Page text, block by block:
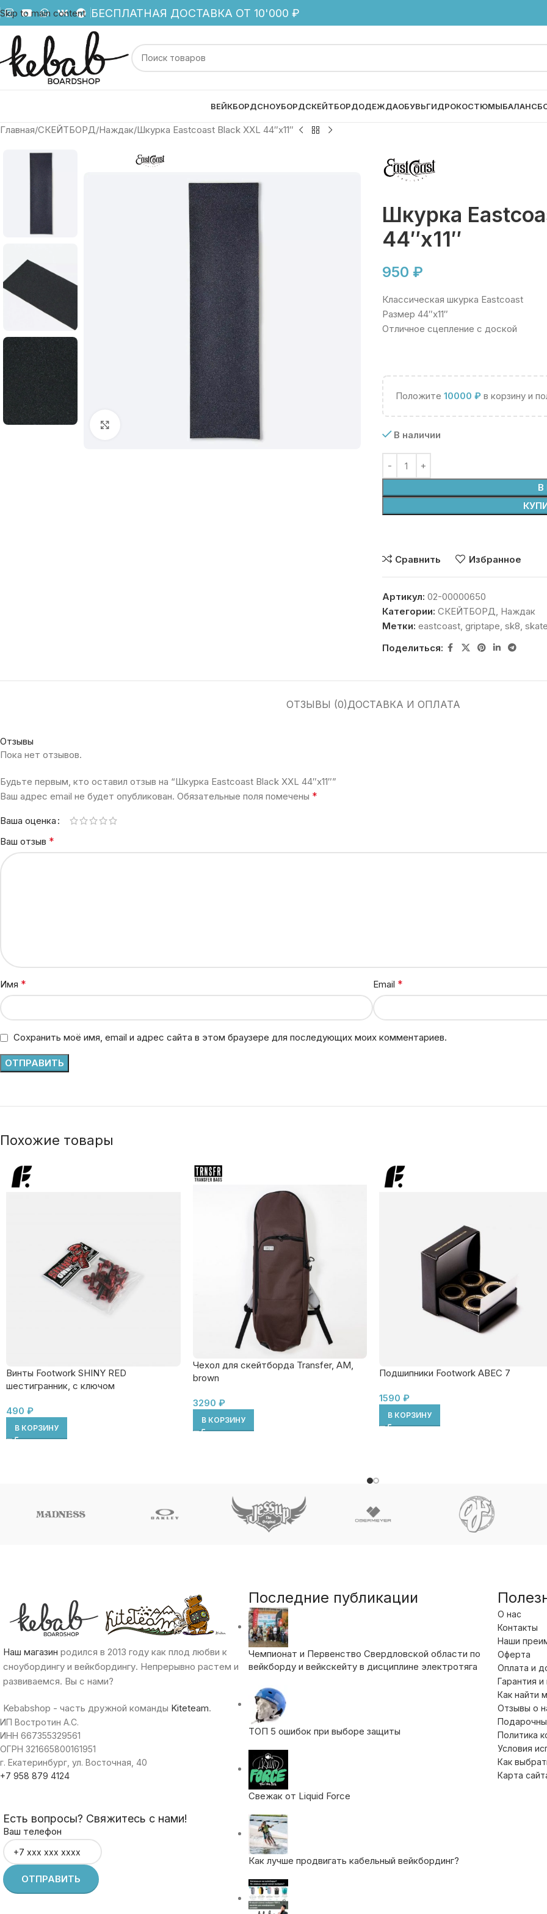
Skip to main content БЕСПЛАТНАЯ ДОСТАВКА ОТ 10'000 ₽
ВЕЙКБОРДСНОУБОРДСКЕЙТБОРДОДЕЖДАОБУВЬГИДРОКОСТЮМЫ
Главная СКЕЙТБОРД Наждак Шкурка Eastcoast Black XXL 44″x11″
Шкурка
44″x11″
950 ₽
Классическая шкурка Eastcoast
Размер 44″x11″
Отличное сцепление с доской
Положите 10000 ₽в корзину и
В наличии
В
Сравнить Избранное
Артикул: 02-00000650
Категории: СКЕЙТБОРД, Наждак
Метки: eastcoast, griptape, sk8, skate
Поделиться:
ОТЗЫВЫ (0)ДОСТАВКА И ОПЛАТА
Отзывы
Пока нет отзывов.
Будьте первым, кто оставил отзыв на “Шкурка Eastcoast Black XXL 44″x11″”
Ваш адрес email не будет опубликован. Обязательные поля помечены *
Ваша оценка
Ваш отзыв *
Имя * Email *
Сохранить моё имя, email и адрес сайта в этом браузере для последующих моих комментариев.
Похожие товары
Винты Footwork SHINY RED
шестигранник, с ключом
490 ₽
В КОРЗИНУ
Чехол для скейтборда Transfer, AM,
brown
3290 ₽
В КОРЗИНУ
Подшипники Footwork ABEC 7
1590 ₽
В КОРЗИНУ
Наш магазин родился в 2013 году как плод любви к
сноубордингу и вейкбордингу. Непрерывно растем и
развиваемся. Вы с нами?
Kebabshop - часть дружной команды Kiteteam.
ИП Востротин А.С.
ИНН 667355329561
ОГРН 321665800161951
г. Екатеринбург, ул. Восточная, 40
+7 958 879 4124
Есть вопросы? Свяжитесь с нами!
Ваш телефон
Последние публикации
Чемпионат и Первенство Свердловской области по
вейкборду и вейкскейту в дисциплине электротяга
ТОП 5 ошибок при выборе защиты
Свежак от Liquid Force
Как лучше продвигать кабельный вейкбординг?
О нас
Контакты
Наши
Оферта
Оплата и
Гарантия и
Как найти
Отзывы о
Политика
Условия
Как
Карта